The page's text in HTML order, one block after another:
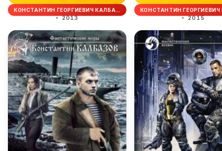
КОНСТАНТИН ГЕОРГИЕВИЧ КАЛБА…
2013
КОНСТАНТИН
2015